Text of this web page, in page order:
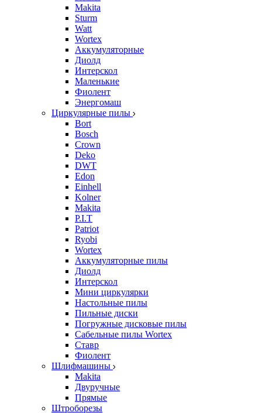
Makita
Sturm
Watt
Wortex
Аккумуляторные
Диолд
Интерскол
Маленькие
Фиолент
Энергомаш
Циркулярные пилы
Bort
Bosch
Crown
Deko
DWT
Edon
Einhell
Kolner
Makita
P.I.T
Patriot
Ryobi
Wortex
Аккумуляторные пилы
Диолд
Интерскол
Мини циркулярки
Настольные пилы
Пильные диски
Погружные дисковые пилы
Сабельные пилы Wortex
Ставр
Фиолент
Шлифмашины
Makita
Двуручные
Прямые
Штроборезы